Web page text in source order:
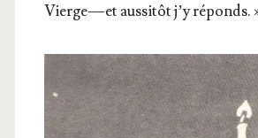
Vierge — et aus­si­tôt j’y réponds.